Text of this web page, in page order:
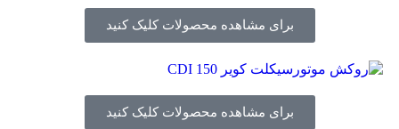
برای مشاهده محصولات کلیک کنید
برای مشاهده محصولات کلیک کنید